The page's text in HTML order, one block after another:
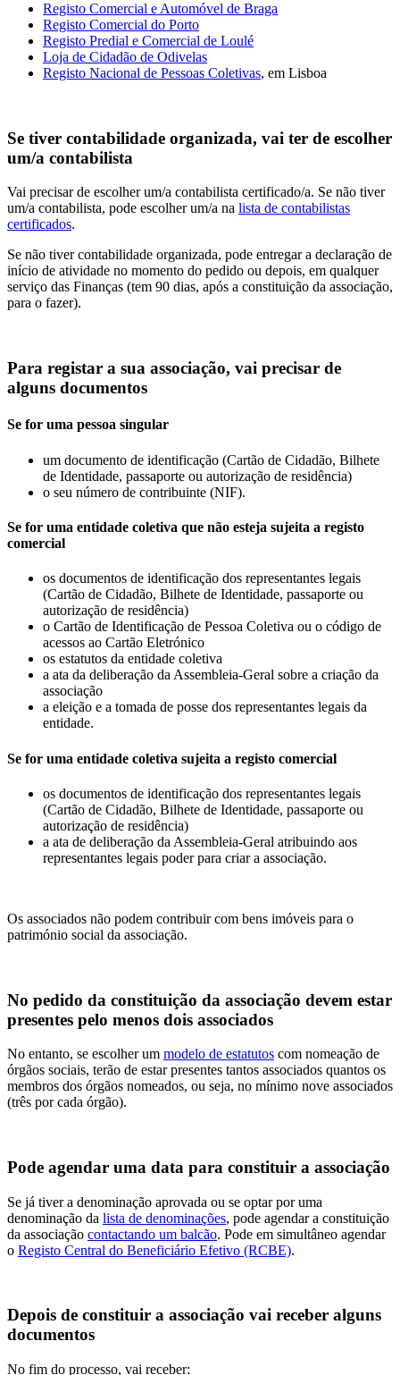
Registo Comercial e Automóvel de Braga
Registo Comercial do Porto
Registo Predial e Comercial de Loulé
Loja de Cidadão de Odivelas
Registo Nacional de Pessoas Coletivas, em Lisboa
Se tiver contabilidade organizada, vai ter de escolher
um/a contabilista
Vai precisar de escolher um/a contabilista certificado/a. Se não tiver
um/a contabilista, pode escolher um/a na lista de contabilistas
certificados.
Se não tiver contabilidade organizada, pode entregar a declaração de
início de atividade no momento do pedido ou depois, em qualquer
serviço das Finanças (tem 90 dias, após a constituição da associação,
para o fazer).
Para registar a sua associação, vai precisar de
alguns documentos
Se for uma pessoa singular
um documento de identificação (Cartão de Cidadão, Bilhete
de Identidade, passaporte ou autorização de residência)
o seu número de contribuinte (NIF).
Se for uma entidade coletiva que não esteja sujeita a registo
comercial
os documentos de identificação dos representantes legais
(Cartão de Cidadão, Bilhete de Identidade, passaporte ou
autorização de residência)
o Cartão de Identificação de Pessoa Coletiva ou o código de
acessos ao Cartão Eletrónico
os estatutos da entidade coletiva
a ata da deliberação da Assembleia-Geral sobre a criação da
associação
a eleição e a tomada de posse dos representantes legais da
entidade.
Se for uma entidade coletiva sujeita a registo comercial
os documentos de identificação dos representantes legais
(Cartão de Cidadão, Bilhete de Identidade, passaporte ou
autorização de residência)
a ata de deliberação da Assembleia-Geral atribuindo aos
representantes legais poder para criar a associação.
Os associados não podem contribuir com bens imóveis para o
património social da associação.
No pedido da constituição da associação devem estar
presentes pelo menos dois associados
No entanto, se escolher um modelo de estatutos com nomeação de
órgãos sociais, terão de estar presentes tantos associados quantos os
membros dos órgãos nomeados, ou seja, no mínimo nove associados
(três por cada órgão).
Pode agendar uma data para constituir a associação
Se já tiver a denominação aprovada ou se optar por uma
denominação da lista de denominações, pode agendar a constituição
da associação contactando um balcão. Pode em simultâneo agendar
o Registo Central do Beneficiário Efetivo (RCBE).
Depois de constituir a associação vai receber alguns
documentos
No fim do processo, vai receber: